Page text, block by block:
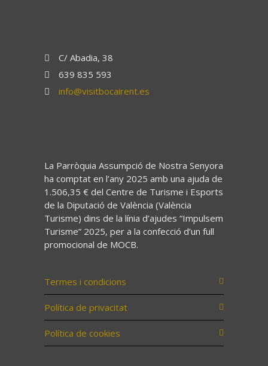
C/ Abadia, 38
639 835 593
info@visitbocairent.es
La Parròquia Assumpció de Nostra Senyora
ha comptat en l’any 2025 amb una ajuda de
1.506,35 € del Centre de Turisme i Esports
de la Diputació de València (València
Turisme) dins de la línia d’ajudes “Impulsem
Turisme” 2025, per a la confecció d’un full
promocional de MOCB.
Termes i condicions
Política de privacitat
Política de cookies